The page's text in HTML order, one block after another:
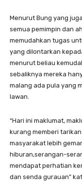
Menurut Bung yang
semua pemimpin dan
memudahkan tugas
yang dilontarkan
menurut beliau
sebaliknya mereka
malang ada pula yang
lawan.
“Hari ini maklumat,
kurang memberi
masyarakat lebih
hiburan,serangan-
mendapat perhatian
dan senda gurauan”